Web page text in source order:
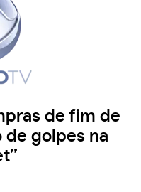
de fim de
de golpes na